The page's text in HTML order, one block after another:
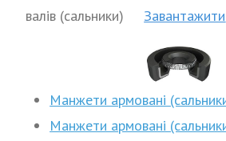
валів (сальники) Завантажити
Манжети армовані
Манжети армовані